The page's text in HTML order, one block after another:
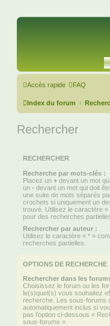
Accès rapide FAQ
Index du forum
Rechercher
RECHERCHER
Recherche par mots-clés :
Placez un + devant un mot
un - devant un mot qui doit
une suite de mots séparés
crochets si uniquement un
trouvé. Utilisez le caractère
pour des recherches
Rechercher par auteur :
Utilisez le caractère « * »
recherches partielles.
OPTIONS DE RECHERCHE
Rechercher dans les
Choisissez le forum ou les
le(s)quel(s) vous souhaitez
recherche. Les sous-forums
automatiquement inclus si
pas l’option ci-dessous «
sous-forums ».